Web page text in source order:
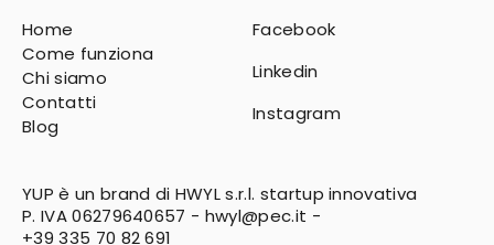
Home
Come funziona
Chi siamo
Contatti
Blog
Facebook
Linkedin
Instagram
YUP è un brand di HWYL s.r.l. startup innovativa
P. IVA 06279640657 - hwyl@pec.it -
+39 335 70 82 691